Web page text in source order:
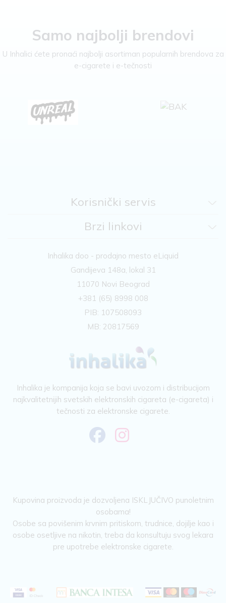
Samo najbolji brendovi
U Inhalici ćete pronaći najbolji asortiman popularnih brendova za
e-cigarete i e-tečnosti
Korisnički servis
Brzi linkovi
Inhalika doo - prodajno mesto eLiquid
Gandijeva 148a, lokal 31
11070 Novi Beograd
+381 (65) 8998 008
PIB: 107508093
MB: 20817569
Inhalika je kompanija koja se bavi uvozom i distribucijom
najkvalitetnijih svetskih elektronskih cigareta (e-cigareta) i
tečnosti za elektronske cigarete.
Kupovina proizvoda je dozvoljena ISKLJUČIVO punoletnim
osobama!
Osobe sa povišenim krvnim pritiskom, trudnice, dojilje kao i
osobe osetljive na nikotin, treba da konsultuju svog lekara
pre upotrebe elektronske cigarete.